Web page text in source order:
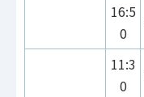
16:5
0
11:3
0